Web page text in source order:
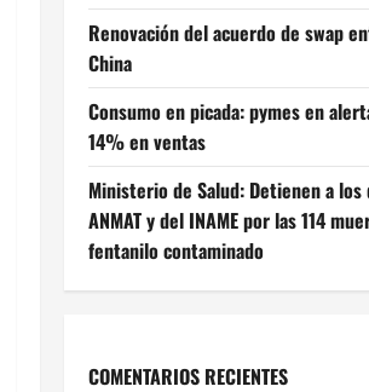
Renovación del acuerdo de swap
China
Consumo en picada: pymes en
14% en ventas
Ministerio de Salud: Detienen a
ANMAT y del INAME por las 114
fentanilo contaminado
COMENTARIOS RECIENTES